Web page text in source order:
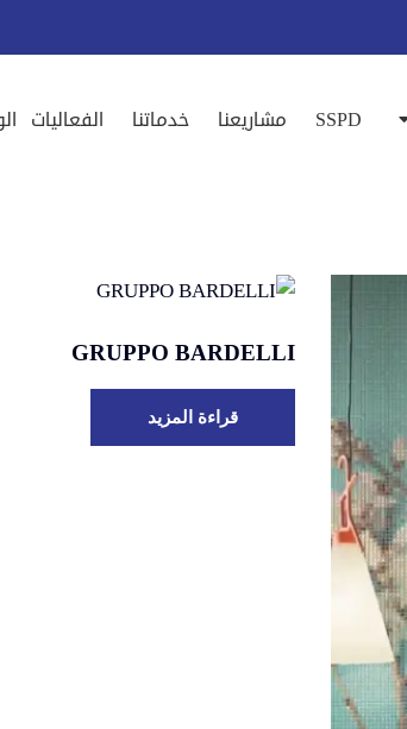
SSPD مشاريعنا خدماتنا الفعاليات
GRUPPO BARDELLI
قراءة المزيد